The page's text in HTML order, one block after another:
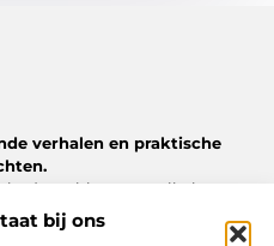
bij ons
verhalen en praktische
aan blogs en artikelen
met waardevolle tips en
allemaal op